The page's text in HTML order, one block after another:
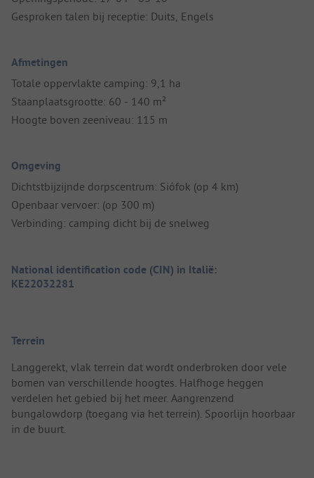
Gesproken talen bij receptie: Duits, Engels
Afmetingen
Totale oppervlakte camping: 9,1 ha
Staanplaatsgrootte: 60 - 140 m²
Hoogte boven zeeniveau: 115 m
Omgeving
Dichtstbijzijnde dorpscentrum: Siófok (op 4 km)
Openbaar vervoer: (op 300 m)
Verbinding: camping dicht bij de snelweg
National identification code (CIN) in Italië:
KE22032281
Terrein
Langgerekt, vlak terrein dat wordt onderbroken door vele
bomen van verschillende hoogtes. Halfhoge heggen
verdelen het gebied bij het meer. Aangrenzend
bungalowdorp (toegang via het terrein). Spoorlijn hoorbaar
in de buurt.